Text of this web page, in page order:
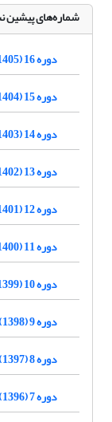
شماره‌های پیشین
دوره 16 (1405)
دوره 15 (1404)
دوره 14 (1403)
دوره 13 (1402)
دوره 12 (1401)
دوره 11 (1400)
دوره 10 (1399)
دوره 9 (1398)
دوره 8 (1397)
دوره 7 (1396)